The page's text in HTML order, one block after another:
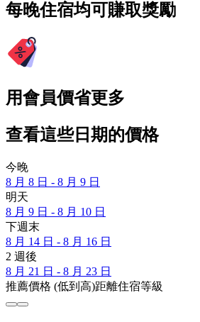
每晚住宿均可賺取獎勵
用會員價省更多
查看這些日期的價格
今晚
8 月 8 日 - 8 月 9 日
明天
8 月 9 日 - 8 月 10 日
下週末
8 月 14 日 - 8 月 16 日
2 週後
8 月 21 日 - 8 月 23 日
推薦價格 (低到高)距離住宿等級